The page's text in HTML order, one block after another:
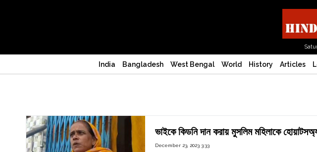
India Bangladesh West Bengal World History Articles
ভাইকে কিডনি দান করায় মুসলিম মহিলাকে
December 23, 2023 3:33